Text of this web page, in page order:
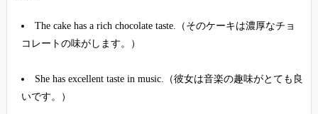
The cake has a rich chocolate taste.（そのケーキは濃厚なチョ
コレートの味がします。）
She has excellent taste in music.（彼女は音楽の趣味がとても良
いです。）